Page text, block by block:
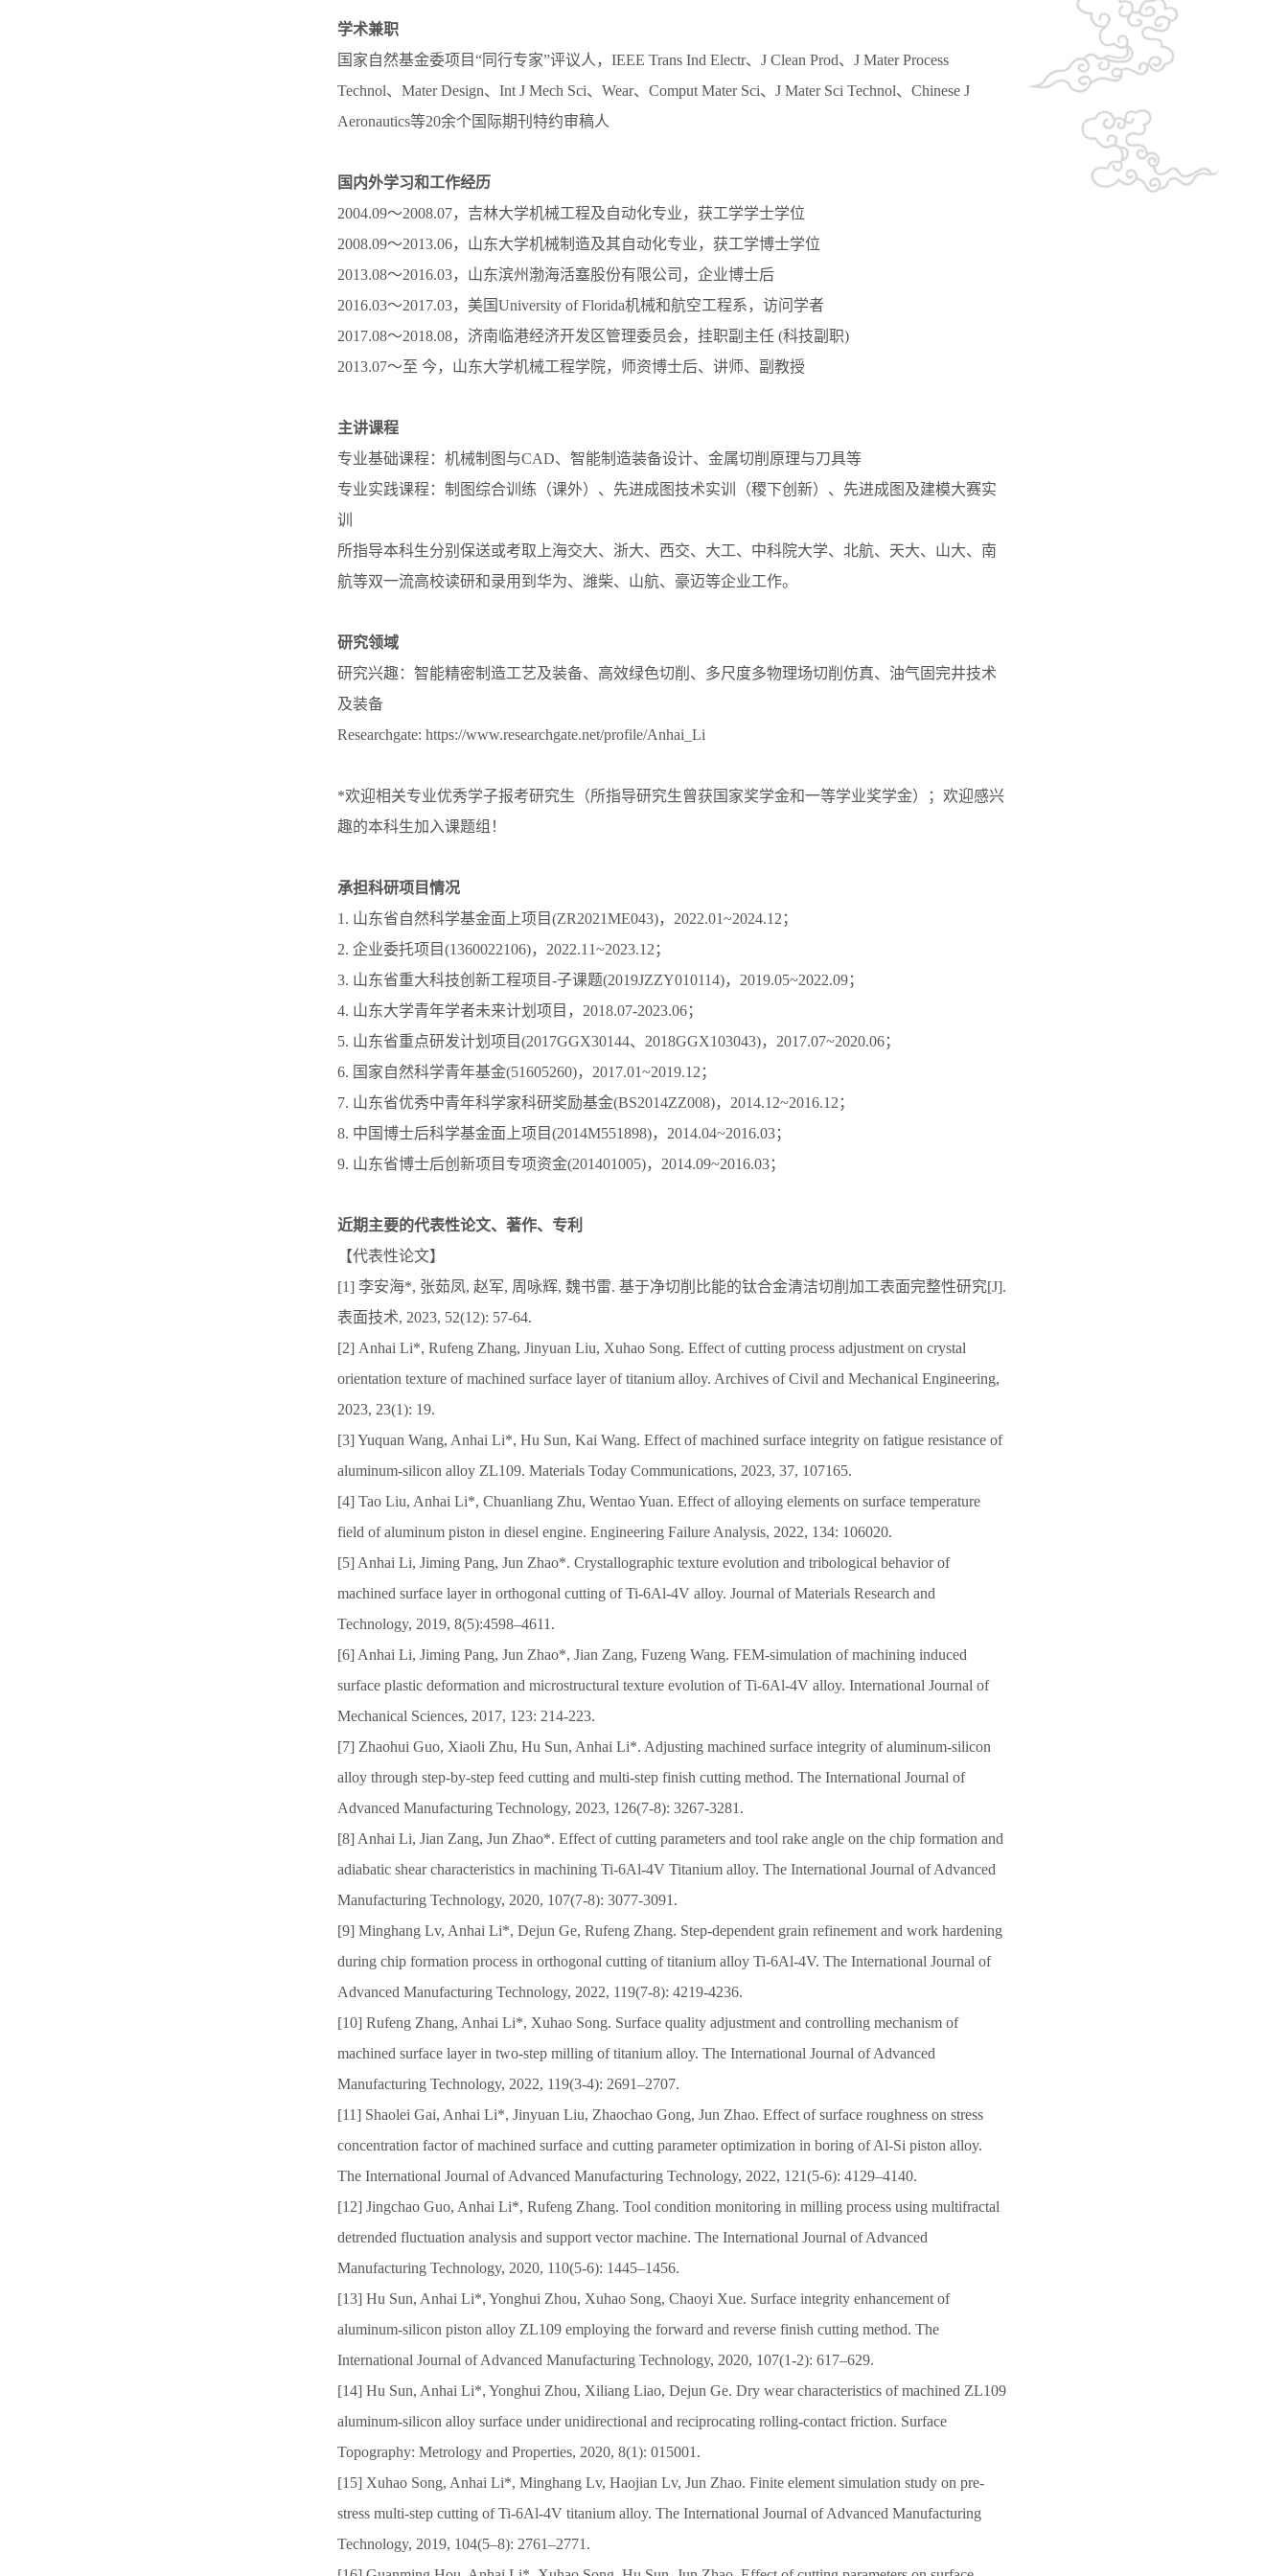
学术兼职
国家自然基金委项目“同行专家”评议人，IEEE Trans Ind Electr、J Clean Prod、J Mater Process
Technol、Mater Design、Int J Mech Sci、Wear、Comput Mater Sci、J Mater Sci Technol、Chinese J
Aeronautics等20余个国际期刊特约审稿人
国内外学习和工作经历
2004.09～2008.07，吉林大学机械工程及自动化专业，获工学学士学位
2008.09～2013.06，山东大学机械制造及其自动化专业，获工学博士学位
2013.08～2016.03，山东滨州渤海活塞股份有限公司，企业博士后
2016.03～2017.03，美国University of Florida机械和航空工程系，访问学者
2017.08～2018.08，济南临港经济开发区管理委员会，挂职副主任 (科技副职)
2013.07～至 今，山东大学机械工程学院，师资博士后、讲师、副教授
主讲课程
专业基础课程：机械制图与CAD、智能制造装备设计、金属切削原理与刀具等
专业实践课程：制图综合训练（课外）、先进成图技术实训（稷下创新）、先进成图及建模大赛实
训
所指导本科生分别保送或考取上海交大、浙大、西交、大工、中科院大学、北航、天大、山大、南
航等双一流高校读研和录用到华为、潍柴、山航、豪迈等企业工作。
研究领域
研究兴趣：智能精密制造工艺及装备、高效绿色切削、多尺度多物理场切削仿真、油气固完井技术
及装备
Researchgate: https://www.researchgate.net/profile/Anhai_Li
*欢迎相关专业优秀学子报考研究生（所指导研究生曾获国家奖学金和一等学业奖学金）；欢迎感兴
趣的本科生加入课题组！
承担科研项目情况
1. 山东省自然科学基金面上项目(ZR2021ME043)，2022.01~2024.12；
2. 企业委托项目(1360022106)，2022.11~2023.12；
3. 山东省重大科技创新工程项目-子课题(2019JZZY010114)，2019.05~2022.09；
4. 山东大学青年学者未来计划项目，2018.07-2023.06；
5. 山东省重点研发计划项目(2017GGX30144、2018GGX103043)，2017.07~2020.06；
6. 国家自然科学青年基金(51605260)，2017.01~2019.12；
7. 山东省优秀中青年科学家科研奖励基金(BS2014ZZ008)，2014.12~2016.12；
8. 中国博士后科学基金面上项目(2014M551898)，2014.04~2016.03；
9. 山东省博士后创新项目专项资金(201401005)，2014.09~2016.03；
近期主要的代表性论文、著作、专利
【代表性论文】
[1] 李安海*, 张茹凤, 赵军, 周咏辉, 魏书雷. 基于净切削比能的钛合金清洁切削加工表面完整性研究[J].
表面技术, 2023, 52(12): 57-64.
[2] Anhai Li*, Rufeng Zhang, Jinyuan Liu, Xuhao Song. Effect of cutting process adjustment on crystal
orientation texture of machined surface layer of titanium alloy. Archives of Civil and Mechanical Engineering,
2023, 23(1): 19.
[3] Yuquan Wang, Anhai Li*, Hu Sun, Kai Wang. Effect of machined surface integrity on fatigue resistance of
aluminum-silicon alloy ZL109. Materials Today Communications, 2023, 37, 107165.
[4] Tao Liu, Anhai Li*, Chuanliang Zhu, Wentao Yuan. Effect of alloying elements on surface temperature
field of aluminum piston in diesel engine. Engineering Failure Analysis, 2022, 134: 106020.
[5] Anhai Li, Jiming Pang, Jun Zhao*. Crystallographic texture evolution and tribological behavior of
machined surface layer in orthogonal cutting of Ti-6Al-4V alloy. Journal of Materials Research and
Technology, 2019, 8(5):4598–4611.
[6] Anhai Li, Jiming Pang, Jun Zhao*, Jian Zang, Fuzeng Wang. FEM-simulation of machining induced
surface plastic deformation and microstructural texture evolution of Ti-6Al-4V alloy. International Journal of
Mechanical Sciences, 2017, 123: 214-223.
[7] Zhaohui Guo, Xiaoli Zhu, Hu Sun, Anhai Li*. Adjusting machined surface integrity of aluminum-silicon
alloy through step-by-step feed cutting and multi-step finish cutting method. The International Journal of
Advanced Manufacturing Technology, 2023, 126(7-8): 3267-3281.
[8] Anhai Li, Jian Zang, Jun Zhao*. Effect of cutting parameters and tool rake angle on the chip formation and
adiabatic shear characteristics in machining Ti-6Al-4V Titanium alloy. The International Journal of Advanced
Manufacturing Technology, 2020, 107(7-8): 3077-3091.
[9] Minghang Lv, Anhai Li*, Dejun Ge, Rufeng Zhang. Step-dependent grain refinement and work hardening
during chip formation process in orthogonal cutting of titanium alloy Ti-6Al-4V. The International Journal of
Advanced Manufacturing Technology, 2022, 119(7-8): 4219-4236.
[10] Rufeng Zhang, Anhai Li*, Xuhao Song. Surface quality adjustment and controlling mechanism of
machined surface layer in two-step milling of titanium alloy. The International Journal of Advanced
Manufacturing Technology, 2022, 119(3-4): 2691–2707.
[11] Shaolei Gai, Anhai Li*, Jinyuan Liu, Zhaochao Gong, Jun Zhao. Effect of surface roughness on stress
concentration factor of machined surface and cutting parameter optimization in boring of Al-Si piston alloy.
The International Journal of Advanced Manufacturing Technology, 2022, 121(5-6): 4129–4140.
[12] Jingchao Guo, Anhai Li*, Rufeng Zhang. Tool condition monitoring in milling process using multifractal
detrended fluctuation analysis and support vector machine. The International Journal of Advanced
Manufacturing Technology, 2020, 110(5-6): 1445–1456.
[13] Hu Sun, Anhai Li*, Yonghui Zhou, Xuhao Song, Chaoyi Xue. Surface integrity enhancement of
aluminum-silicon piston alloy ZL109 employing the forward and reverse finish cutting method. The
International Journal of Advanced Manufacturing Technology, 2020, 107(1-2): 617–629.
[14] Hu Sun, Anhai Li*, Yonghui Zhou, Xiliang Liao, Dejun Ge. Dry wear characteristics of machined ZL109
aluminum-silicon alloy surface under unidirectional and reciprocating rolling-contact friction. Surface
Topography: Metrology and Properties, 2020, 8(1): 015001.
[15] Xuhao Song, Anhai Li*, Minghang Lv, Haojian Lv, Jun Zhao. Finite element simulation study on pre-
stress multi-step cutting of Ti-6Al-4V titanium alloy. The International Journal of Advanced Manufacturing
Technology, 2019, 104(5–8): 2761–2771.